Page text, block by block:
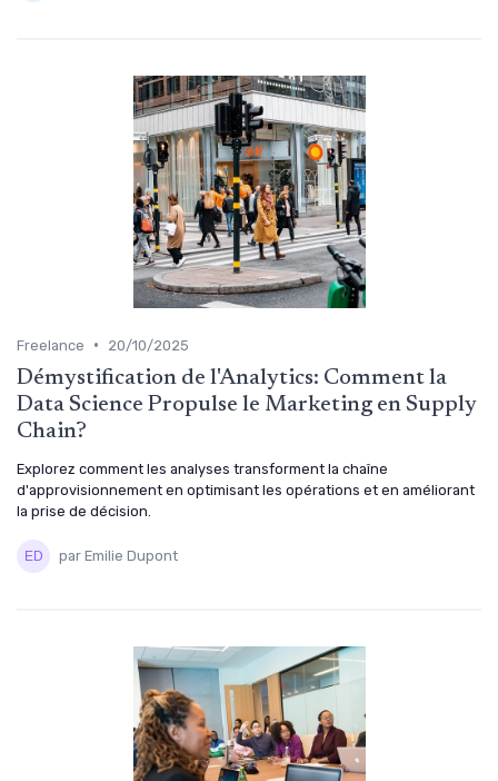
Freelance • 20/10/2025
Démystification de l'Analytics: Comment la
Data Science Propulse le Marketing en Supply
Chain?
Explorez comment les analyses transforment la chaîne
d'approvisionnement en optimisant les opérations et en améliorant
la prise de décision.
par Emilie Dupont